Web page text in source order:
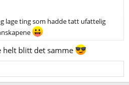
lage ting som hadde tatt ufattelig
helt blitt det samme